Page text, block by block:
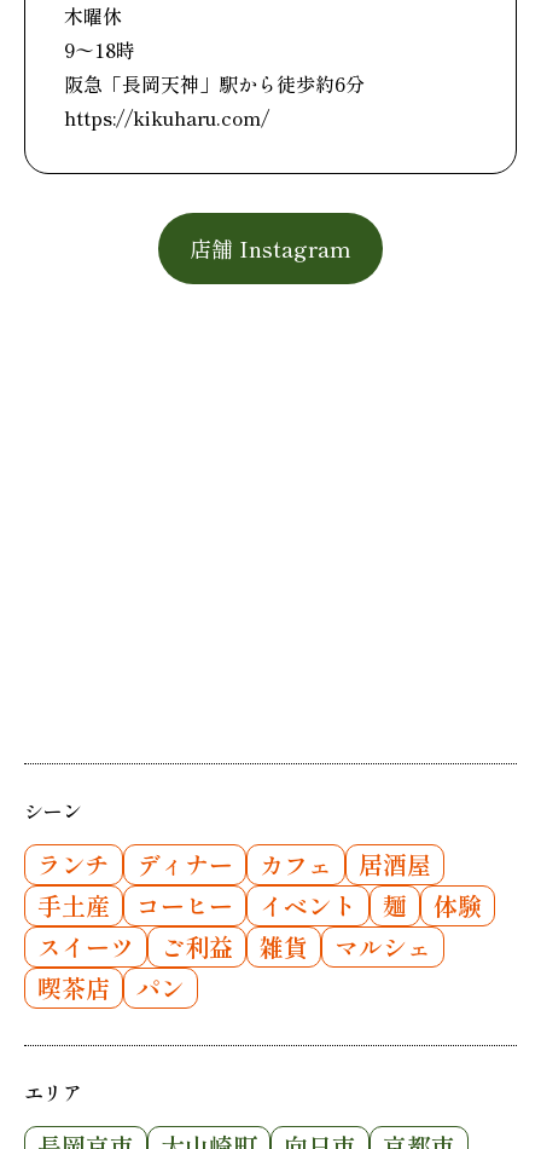
木曜休
9〜18時
阪急「長岡天神」駅から徒歩約6分
https://kikuharu.com/
店舗 Instagram
シーン
ランチ ディナー カフェ
居酒屋
手土産
コーヒー イベント 麺
体験
スイーツ
ご利益 雑貨
マルシェ
喫茶店
パン
エリア